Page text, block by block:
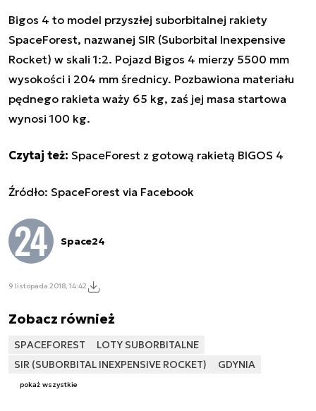
Bigos 4 to model przyszłej suborbitalnej rakiety
SpaceForest, nazwanej SIR (Suborbital Inexpensive
Rocket) w skali 1:2. Pojazd Bigos 4 mierzy 5500 mm
wysokości i 204 mm średnicy. Pozbawiona materiału
pędnego rakieta waży 65 kg, zaś jej masa startowa
wynosi 100 kg.
Czytaj też: SpaceForest z gotową rakietą BIGOS 4
Źródło: SpaceForest via Facebook
Space24
9 listopada 2018, 14:42
Zobacz również
SPACEFOREST
LOTY SUBORBITALNE
SIR (SUBORBITAL INEXPENSIVE ROCKET)
GDYNIA
pokaż wszystkie